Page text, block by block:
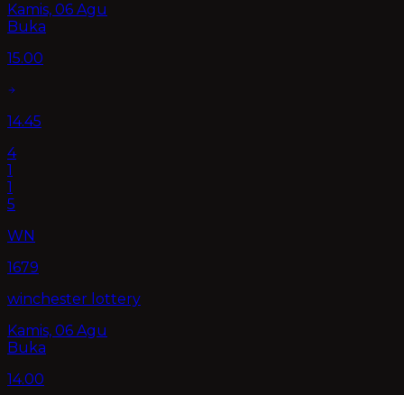
Kamis, 06 Agu
Buka
15.00
14.45
4
1
1
5
WN
1679
winchester lottery
Kamis, 06 Agu
Buka
14.00